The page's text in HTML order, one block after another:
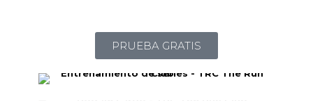
PRUEBA GRATIS